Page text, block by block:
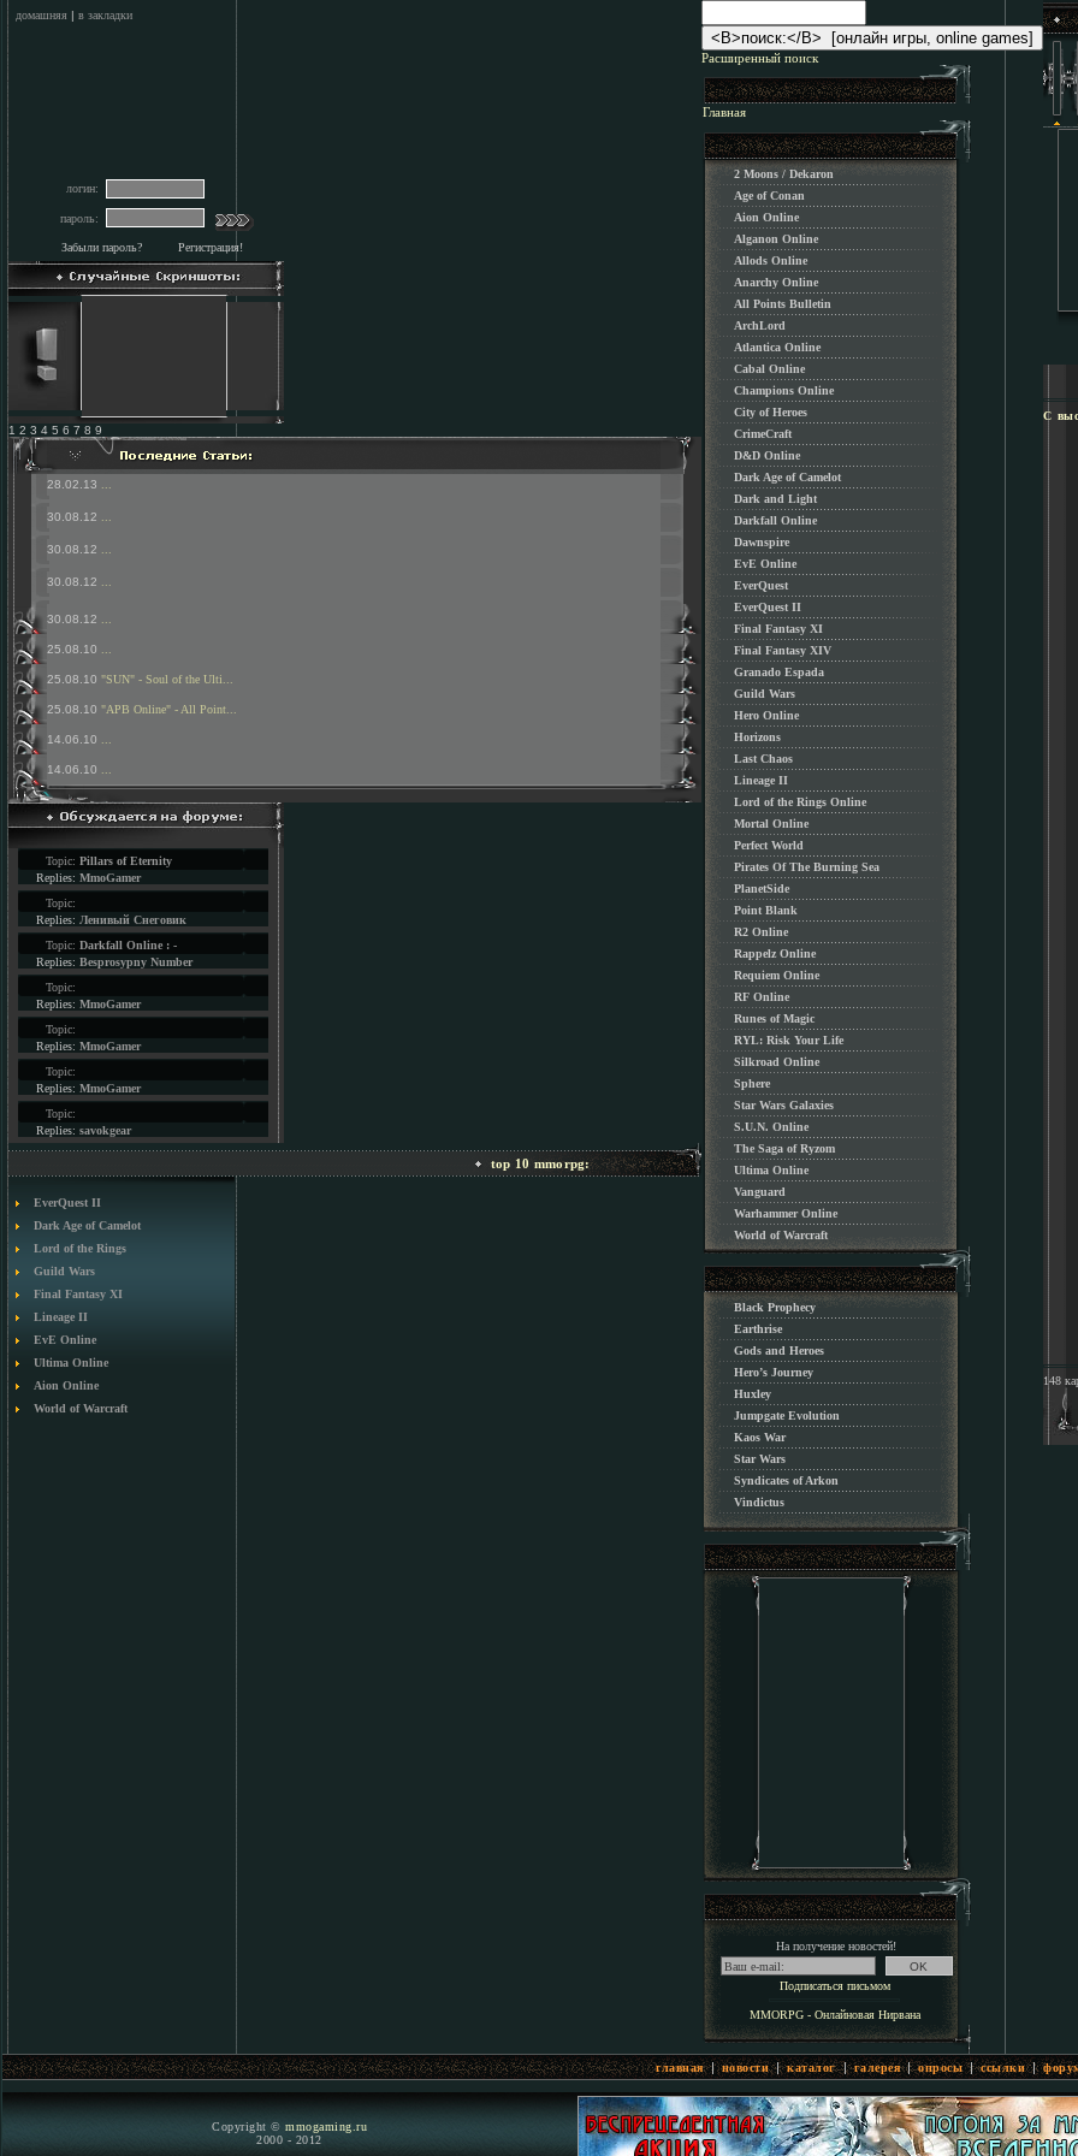
домашняя | в закладки
логин:
пароль:
Забыли пароль? Регистрация!
1 2 3 4 5 6 7 8 9
28.02.13
30.08.12
30.08.12
30.08.12
30.08.12
25.08.10
25.08.10 "SUN" - Soul of the Ulti...
25.08.10 "APB Online" - All Point...
14.06.10
14.06.10
Topic: Pillars of Eternity
Replies: MmoGamer
Topic:
Replies: Ленивый Снеговик
Topic: Darkfall Online : -
Replies: Besprosypny Number
Topic:
Replies: MmoGamer
Topic:
Replies: MmoGamer
Topic:
Replies: MmoGamer
Topic:
Replies: savokgear
top 10 mmorpg:
EverQuest II
Dark Age of Camelot
Lord of the Rings
Guild Wars
Final Fantasy XI
Lineage II
EvE Online
Ultima Online
Aion Online
World of Warcraft
Расширенный поиск
Главная
2 Moons / Dekaron
Age of Conan
Aion Online
Alganon Оnline
Allods Online
Anarchy Online
All Points Bulletin
ArchLord
Atlantica Online
Cabal Online
Champions Online
City of Heroes
CrimeCraft
D&D Online
Dark Age of Camelot
Dark and Light
Darkfall Online
Dawnspire
EvE Online
EverQuest
EverQuest II
Final Fantasy XI
Final Fantasy XIV
Granado Espada
Guild Wars
Hero Online
Horizons
Last Chaos
Lineage II
Lord of the Rings Online
Mortal Online
Perfect World
Pirates Of The Burning Sea
PlanetSide
Point Blank
R2 Online
Rappelz Online
Requiem Online
RF Online
Runes of Magic
RYL: Risk Your Life
Silkroad Online
Sphere
Star Wars Galaxies
S.U.N. Online
The Saga of Ryzom
Ultima Online
Vanguard
Warhammer Online
World of Warcraft
Black Prophecy
Earthrise
Gods and Heroes
Hero’s Journey
Huxley
Jumpgate Evolution
Kaos War
Star Wars
Syndicates of Arkon
Vindictus
На получение новостей!
Подписаться письмом
MMORPG - Онлайновая Нирвана
С
148
главная|новости|каталог|галерея|опросы|ссылки|
Copyright © mmogaming.ru
2000 - 2012